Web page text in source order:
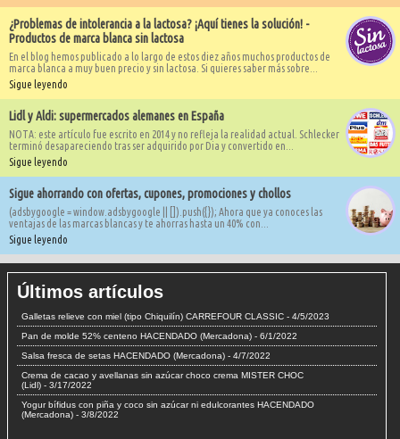
¿Problemas de intolerancia a la lactosa? ¡Aquí tienes la solución! -
Productos de marca blanca sin lactosa
En el blog hemos publicado a lo largo de estos diez años muchos productos de
marca blanca a muy buen precio y sin lactosa. Si quieres saber más sobre...
Sigue leyendo
Lidl y Aldi: supermercados alemanes en España
NOTA: este artículo fue escrito en 2014 y no refleja la realidad actual. Schlecker
terminó desapareciendo tras ser adquirido por Dia y convertido en...
Sigue leyendo
Sigue ahorrando con ofertas, cupones, promociones y chollos
(adsbygoogle = window.adsbygoogle || []).push({}); Ahora que ya conoces las
ventajas de las marcas blancas y te ahorras hasta un 40% con...
Sigue leyendo
Últimos artículos
Galletas relieve con miel (tipo Chiquilín) CARREFOUR CLASSIC - 4/5/2023
Pan de molde 52% centeno HACENDADO (Mercadona) - 6/1/2022
Salsa fresca de setas HACENDADO (Mercadona) - 4/7/2022
Crema de cacao y avellanas sin azúcar choco crema MISTER CHOC
(Lidl) - 3/17/2022
Yogur bífidus con piña y coco sin azúcar ni edulcorantes HACENDADO
(Mercadona) - 3/8/2022